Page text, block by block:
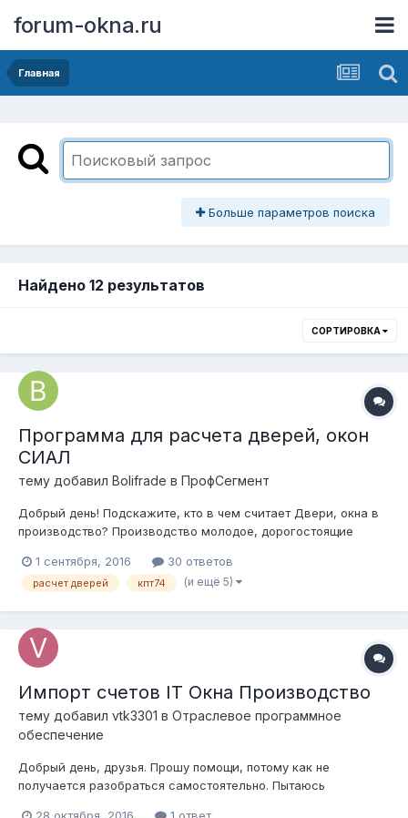
forum-okna.ru
Главная
Больше параметров поиска
Найдено 12 результатов
СОРТИРОВКА
Программа для расчета дверей, окон
СИАЛ
тему добавил Bolifrade в ПрофСегмент
Добрый день! Подскажите, кто в чем считает Двери, окна в
производство? Производство молодое, дорогостоящие
шаблонов в экселе. Но может у кого есть тоже что-то
подобное или лучше. Работаю с профилем СИАЛ, холодные
1 сентября, 2016 30 ответов
расчет дверей кпт74 (и ещё 5)
Импорт счетов IT Окна Производство
тему добавил vtk3301 в Отраслевое программное
обеспечение
Добрый день, друзья. Прошу помощи, потому как не
получается разобраться самостоятельно. Пытаюсь
28 октября, 2016 1 ответ